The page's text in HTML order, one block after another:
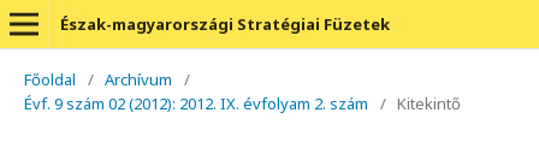
Észak-magyarországi Stratégiai Füzetek
Főoldal / Archívum
/
Évf. 9 szám 02 (2012): 2012. IX. évfolyam 2. szám
/ Kitekintő